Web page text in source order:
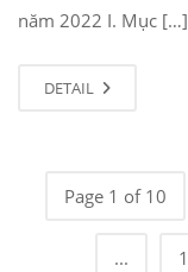
năm 2022 I. Mục […]
DETAIL
Page 1 of 10
...